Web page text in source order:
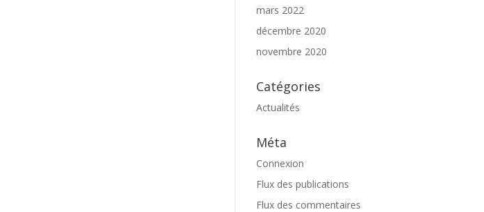
mars 2022
décembre 2020
novembre 2020
Catégories
Actualités
Méta
Connexion
Flux des publications
Flux des commentaires